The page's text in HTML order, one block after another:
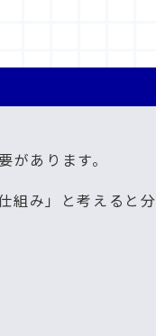
あります。
組み」と考えると分